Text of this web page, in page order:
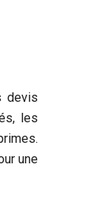
devis
les
une